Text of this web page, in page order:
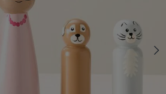
AJOUTER AU PANIER